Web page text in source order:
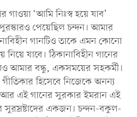
‘আমি নিঃস্ব হয়ে যাব’
পেয়েছিল চন্দন। আমার
গানটিও তাকে এমন কোনো
নিয়ে যাবে। ঠিকানাবিহীন গানের
আমার বন্ধু, একসময়ের সহকর্মী।
হিসেবে নিজেকে অনন্য
আর এই গানের সুরকার ইমরান এই
একজন। চন্দন-বকুল-